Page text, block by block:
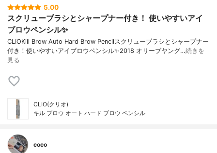
5.00
スクリューブラシとシャープナー付き！ 使いやすいアイ
ブロウペンシル✨
CLIOKill Brow Auto Hard Brow Pencilスクリューブラシとシャープナー
付き！使いやすいアイブロウペンシル✨2018 オリーブヤング…続きを
見る
CLIO(クリオ)
キル ブロウ オート ハード ブロウ ペンシル
coco